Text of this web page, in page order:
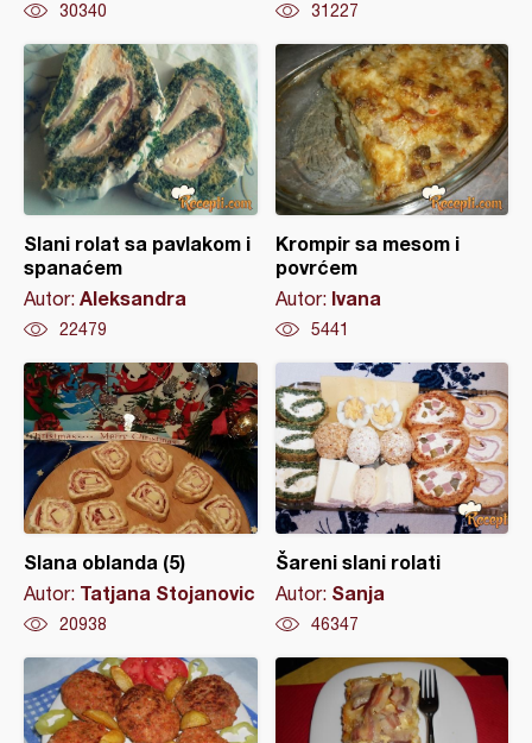
30340 31227
Slani rolat sa pavlakom i
spanaćem
Autor: Aleksandra
22479
Krompir sa mesom i
povrćem
Autor: Ivana
5441
Slana oblanda (5)
Autor: Tatjana Stojanovic
20938
Šareni slani rolati
Autor: Sanja
46347